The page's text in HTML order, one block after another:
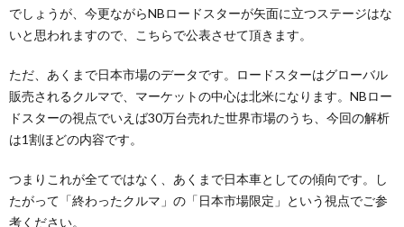
でしょうが、今更ながらNBロードスターが矢面に立つステージはな
いと思われますので、こちらで公表させて頂きます。
ただ、あくまで日本市場のデータです。ロードスターはグローバル
販売されるクルマで、マーケットの中心は北米になります。NBロー
ドスターの視点でいえば30万台売れた世界市場のうち、今回の解析
は1割ほどの内容です。
つまりこれが全てではなく、あくまで日本車としての傾向です。し
たがって「終わったクルマ」の「日本市場限定」という視点でご参
考ください。